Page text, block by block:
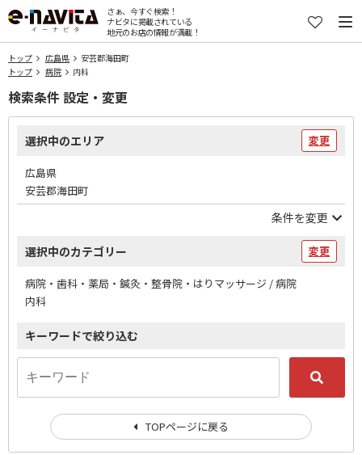
さぁ、今すぐ検索！
ナビタに掲載されている
地元のお店の情報が満載！
トップ 広島県
安芸郡海田町
トップ
病院 内科
検索条件 設定・変更
選択中のエリア 変更
広島県
安芸郡海田町
条件を変更
選択中のカテゴリー 変更
病院・歯科・薬局・鍼灸・整骨院・はりマッサージ / 病院
内科
キーワードで絞り込む
TOPページに戻る